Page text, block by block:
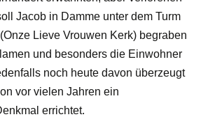
Jacob in Damme unter dem Turm
Lieve Vrouwen Kerk) begraben
und besonders die Einwohner
noch heute davon überzeugt
vor vielen Jahren ein
errichtet.